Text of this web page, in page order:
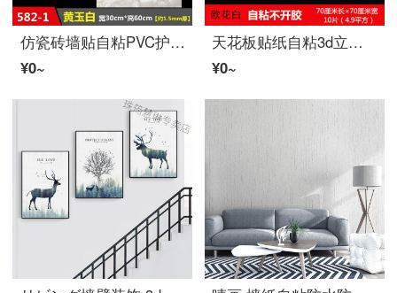
仿瓷砖墙贴自粘PVC护墙板リビング背景墙纸装饰板卫生间地砖防水贴纸自粘卧室墙面地面翻新贴饰仿大理石 582-1黄玉白【5片装=0.9平方】 中
¥0~
天花板贴纸自粘3d立体自粘墙贴房顶リビング吊顶屋顶防水顶棚装饰墙纸 欧花白尺寸70*70cm【10片装】 大
¥0~